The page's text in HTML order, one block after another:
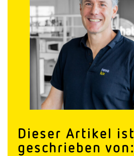
Dieser Artikel ist
geschrieben von: